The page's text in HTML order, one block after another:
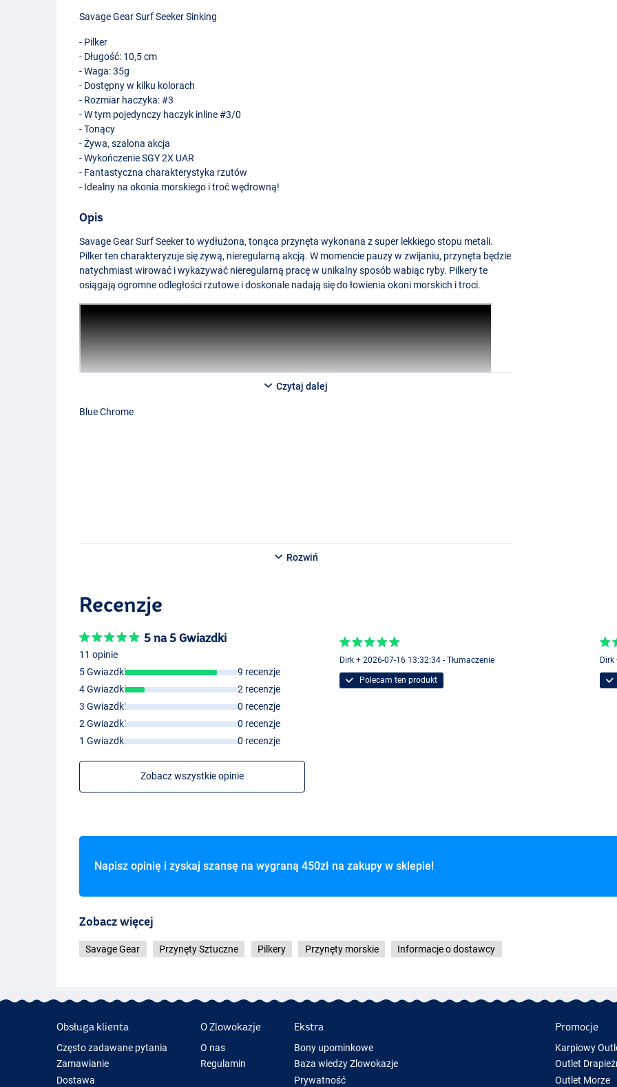
White Pearl
Savage Gear Surf Seeker Sinking
- Pilker
- Długość: 10,5 cm
- Waga: 35g
- Dostępny w kilku kolorach
- Rozmiar haczyka: #3
- W tym pojedynczy haczyk inline #3/0
- Tonący
- Żywa, szalona akcja
- WykończenieSGY2X UAR
- Fantastyczna charakterystyka rzutów
- Idealny na okonia morskiego i troć wędrowną!
Opis
Savage Gear Surf Seeker to wydłużona, tonąca przynęta wykonana z super lekkiego stopu metali.
Pilker ten charakteryzuje się żywą, nieregularną akcją. W momencie pauzy w zwijaniu, przynęta będzie
natychmiast wirować i wykazywać nieregularną pracę w unikalny sposób wabiąc ryby. Pilkery te
osiągają ogromne odległości rzutowe i doskonale nadają się do łowienia okoni morskich i troci.
Czytaj dalej
Blue Chrome
Rozwiń
Recenzje
5 na 5 Gwiazdki
11 opinie
5 Gwiazdki
9 recenzje
4 Gwiazdki
2 recenzje
3 Gwiazdki
0 recenzje
2 Gwiazdki
0 recenzje
1 Gwiazdka
0 recenzje
Zobacz wszystkie opinie
Dirk + 2026-07-16 13:32:34 - Tłumaczenie
Polecam ten produkt
Napisz opinię i zyskaj szansę na wygraną 450zł na zakupy w sklepie!
Zobacz więcej
Savage Gear Przynęty Sztuczne Pilkery Przynęty morskie Informacje o dostawcy
Obsługa klienta
Często zadawane pytania
Zamawianie
Dostawa
O Zlowokazje
O nas
Regulamin
Ekstra
Bony upominkowe
Baza wiedzy Zlowokazje
Prywatność
Promocje
Karpiowy
Outlet
Outlet Morze